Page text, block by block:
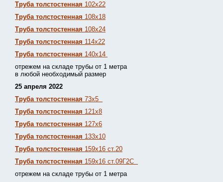
Труба толстостенная 102х22
Труба толстостенная 108х18
Труба толстостенная 108х24
Труба толстостенная 114х22
Труба толстостенная 140х14
отрежем на складе трубы от 1 метра
в любой необходимый размер
25 апреля 2022
Труба толстостенная 73х5
Труба толстостенная 121х8
Труба толстостенная 127х6
Труба толстостенная 133х10
Труба толстостенная 159х16 ст.20
Труба толстостенная 159х16 ст.09Г2С
отрежем на складе трубы от 1 метра